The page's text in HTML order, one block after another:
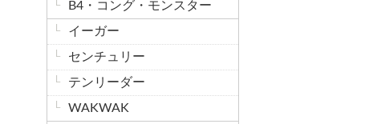
B4・コング・モンスター
イーガー
センチュリー
テンリーダー
WAKWAK